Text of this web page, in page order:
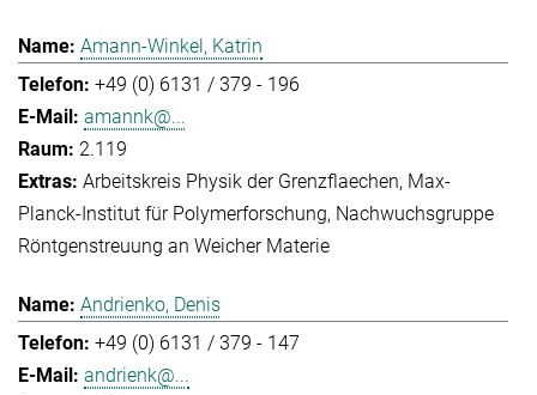
Amann-Winkel, Katrin
+49 (0) 6131 / 379 - 196
amannk@...
2.119
Arbeitskreis Physik der Grenzflaechen Max-
Planck-Institut für Polymerforschung Nachwuchsgruppe
Röntgenstreuung an Weicher Materie
Andrienko, Denis
+49 (0) 6131 / 379 - 147
andrienk@...